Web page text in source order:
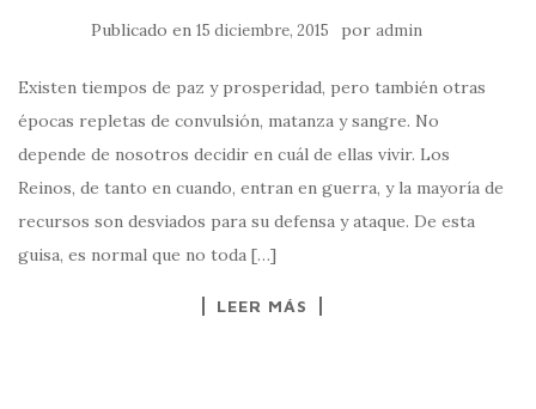
Publicado en 15 diciembre, 2015 por admin
Existen tiempos de paz y prosperidad, pero también otras
épocas repletas de convulsión, matanza y sangre. No
depende de nosotros decidir en cuál de ellas vivir. Los
Reinos, de tanto en cuando, entran en guerra, y la mayoría de
recursos son desviados para su defensa y ataque. De esta
guisa, es normal que no toda […]
LEER MÁS